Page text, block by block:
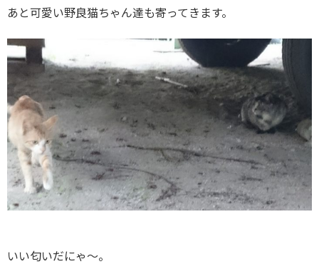
あと可愛い野良猫ちゃん達も寄ってきます。
いい匂いだにゃ～。